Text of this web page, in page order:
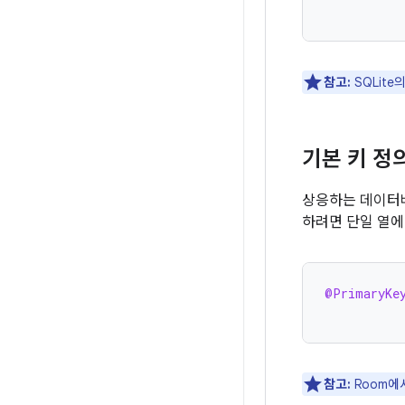
참고: SQLite
기본 키 정
상응하는 데이
하려면 단일 열
참고: Room에